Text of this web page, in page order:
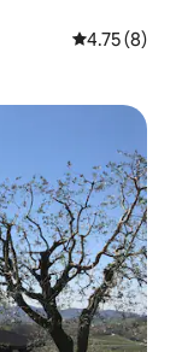
Ukadiriaji
4.75 (8)